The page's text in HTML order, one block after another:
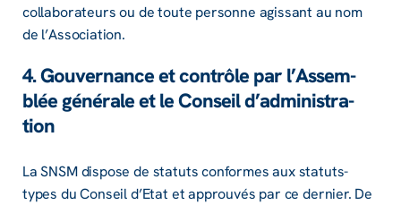
colla­bo­ra­teurs ou de toute personne agis­sant au nom
de l’As­so­cia­tion.
4. Gouver­nance et contrôle par l’As­sem­
blée géné­rale et le Conseil d’ad­mi­nis­tra­
tion
La SNSM dispose de statuts conformes aux statuts-
types du Conseil d’Etat et approu­vés par ce dernier. De